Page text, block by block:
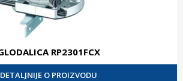
RP2301FCX
DETALJNIJE O PROIZVODU